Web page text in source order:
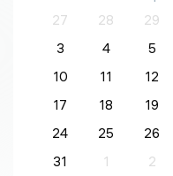
27
28 29
3
4 5
10
11 12
17
18 19
24
25 26
31
1 2